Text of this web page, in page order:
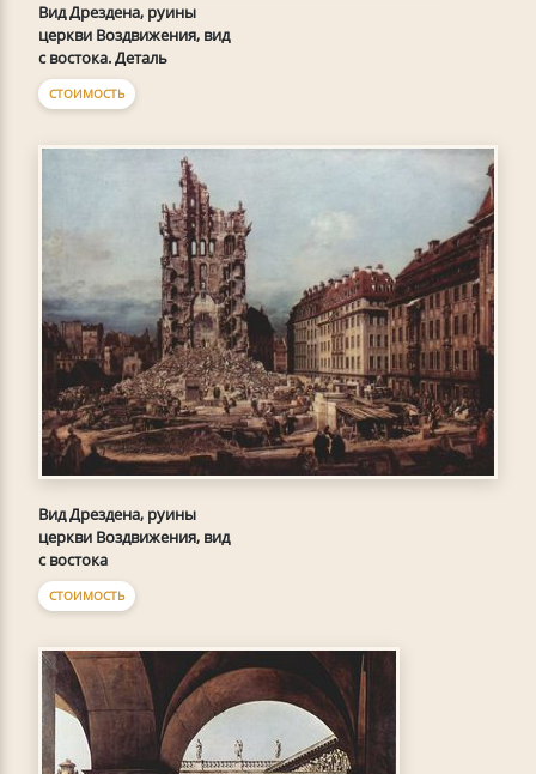
Вид Дрездена, руины
церкви Воздвижения, вид
с востока. Деталь
СТОИМОСТЬ
Вид Дрездена, руины
церкви Воздвижения, вид
с востока
СТОИМОСТЬ